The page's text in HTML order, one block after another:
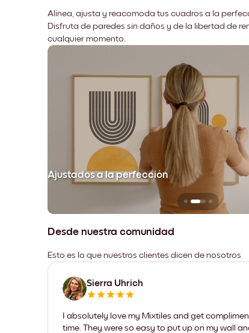
Alinea, ajusta y reacomoda tus cuadros a la
Disfruta de paredes sin daños y de la libertad de
cualquier momento.
Ajustados a la perfección
Desde nuestra comunidad
Esto es lo que nuestros clientes dicen de nosotros
Sierra Uhrich
I absolutely love my Mixtiles and get
time. They were so easy to put up on my wall